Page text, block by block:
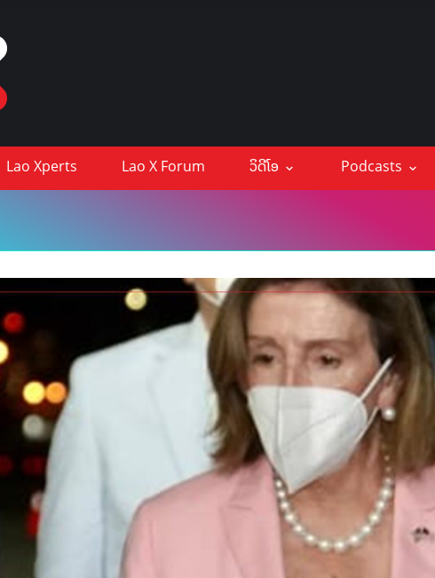
Lao Xperts Lao X Forum ວິດີໂອ Podcasts